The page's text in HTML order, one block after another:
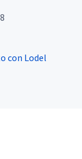
con Lodel